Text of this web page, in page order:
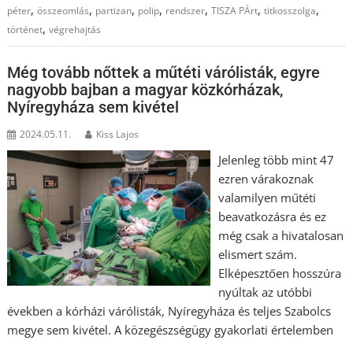
péter,összeomlás, partizan, polip, rendszer,TISZA PÁrt,titkosszolga,
történet,végrehajtás
Még tovább nőttek a műtéti várólisták, egyre
nagyobb bajban a magyar közkórházak,
Nyíregyháza sem kivétel
2024.05.11. Kiss Lajos
Jelenleg több mint 47
ezren várakoznak
valamilyen műtéti
beavatkozásra és ez
még csak a hivatalosan
elismert szám.
Elképesztően hosszúra
nyúltak az utóbbi
években a kórházi várólisták, Nyíregyháza és teljes Szabolcs
megye sem kivétel. A közegészségügy gyakorlati értelemben